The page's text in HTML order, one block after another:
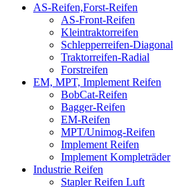
AS-Reifen,Forst-Reifen
AS-Front-Reifen
Kleintraktorreifen
Schlepperreifen-Diagonal
Traktorreifen-Radial
Forstreifen
EM, MPT, Implement Reifen
BobCat-Reifen
Bagger-Reifen
EM-Reifen
MPT/Unimog-Reifen
Implement Reifen
Implement Kompleträder
Industrie Reifen
Stapler Reifen Luft